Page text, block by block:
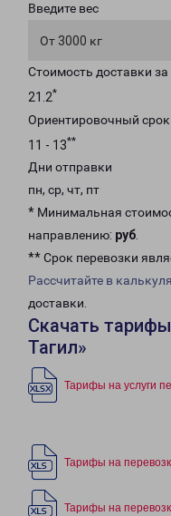
Введите вес
От 3000 кг
Стоимость доставки
21.2*
Ориентировочный срок
11 - 13**
Дни отправки
пн, ср, чт, пт
* Минимальная
направлению: руб.
** Срок перевозки
Рассчитайте в
доставки.
Скачать
Тагил»
Тарифы на услуги
Тарифы на
Тарифы на